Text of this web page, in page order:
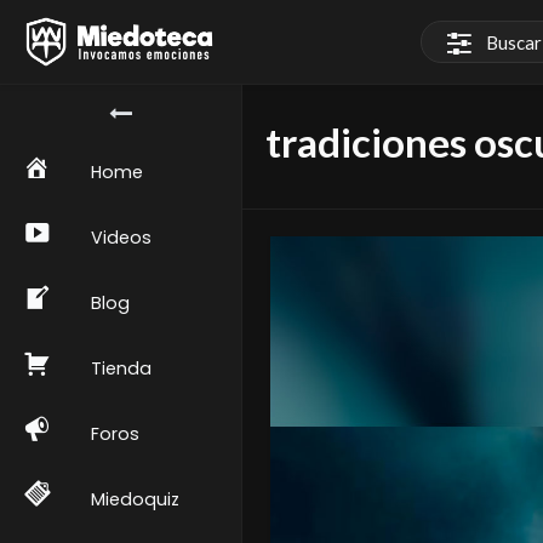
Home
Videos
Blog
Tienda
Foros
Miedoquiz
tradiciones